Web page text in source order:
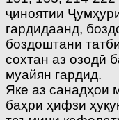
ҷиноятии
гардидаанд,
боздоштани
сохтан аз озодӣ
муайян гардид.
Яке аз санадҳои
баҳри ҳифзи